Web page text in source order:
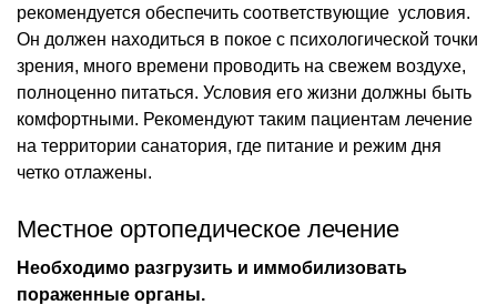
рекомендуется обеспечить соответствующие условия.
Он должен находиться в покое с психологической точки
зрения, много времени проводить на свежем воздухе,
полноценно питаться. Условия его жизни должны быть
комфортными. Рекомендуют таким пациентам лечение
на территории санатория, где питание и режим дня
четко отлажены.
Местное ортопедическое лечение
Необходимо разгрузить и иммобилизовать
пораженные органы.